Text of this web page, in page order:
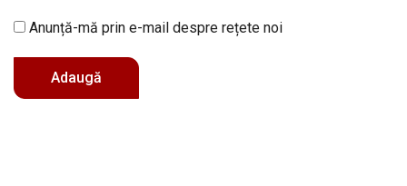
Anunță-mă prin e-mail despre rețete noi